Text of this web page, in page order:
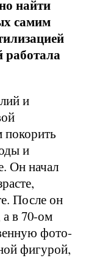
найти
самим
работала
и
и
Он начал
После он
а в 70-ом
фото-
фигурой,